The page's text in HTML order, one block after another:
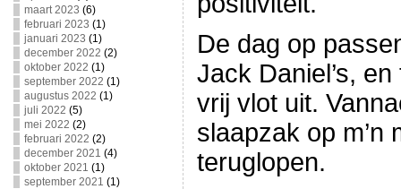
maart 2023 (6)
februari 2023 (1)
januari 2023 (1)
december 2022 (2)
oktober 2022 (1)
september 2022 (1)
augustus 2022 (1)
juli 2022 (5)
mei 2022 (2)
februari 2022 (2)
december 2021 (4)
oktober 2021 (1)
september 2021 (1)
De dag op
Jack Daniel’s,
vrij vlot uit.
slaapzak op m’n
teruglopen.